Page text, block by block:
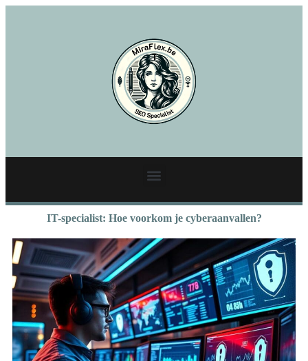
IT-specialist: Hoe voorkom je cyberaanvallen?